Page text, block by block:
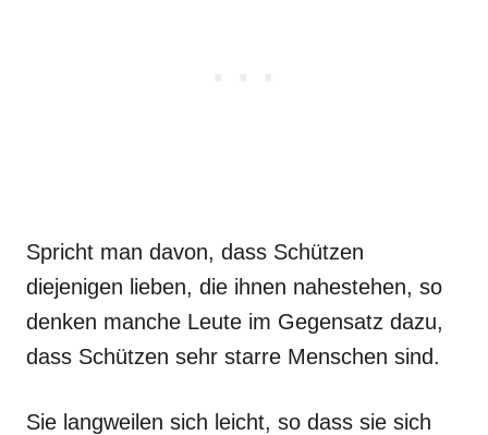
Spricht man davon, dass Schützen
diejenigen lieben, die ihnen nahestehen, so
denken manche Leute im Gegensatz dazu,
dass Schützen sehr starre Menschen sind.
Sie langweilen sich leicht, so dass sie sich